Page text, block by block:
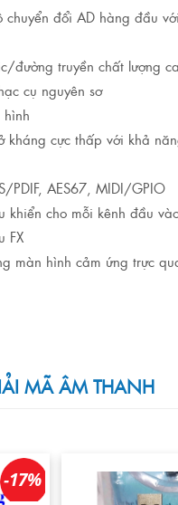
đổi AD hàng đầu
đường truyền chất lượng
cụ nguyên sơ
kháng cực thấp với khả
AES67, MIDI/GPIO
khiển cho mỗi kênh đầu
FX
màn hình cảm ứng trực
MÃ ÂM THANH
-17%